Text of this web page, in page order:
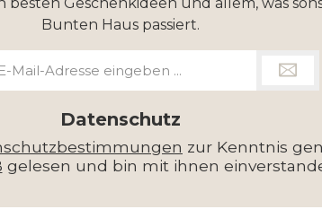
besten Geschenkideen und allem, was
Bunten Haus passiert.
Datenschutz
zur Kenntnis
gelesen und bin mit ihnen